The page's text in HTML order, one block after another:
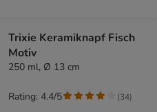
Trixie Keramiknapf Fisch
Motiv
250 ml, Ø 13 cm
Rating: 4.4/5 (34)